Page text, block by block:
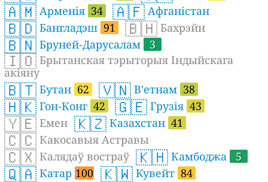
🇦🇲 Арменія 34 🇦🇫 Афганістан
🇧🇩 Бангладэш 91 🇧🇭 Бахрэйн
🇧🇳 Бруней-Дарусалам 3
🇮🇴 Брытанская тэрыторыя Індыйскага
акіяну
🇧🇹 Бутан 62 🇻🇳 В'етнам 38
🇭🇰 Гон-Конг 42 🇬🇪 Грузія 43
🇾🇪 Емен 🇰🇿 Казахстан 41
🇨🇨 Какосавыя Астравы
🇨🇽 Калядаў востраў 🇰🇭 Камбоджа 5
🇶🇦 Катар 100 🇰🇼 Кувейт 84